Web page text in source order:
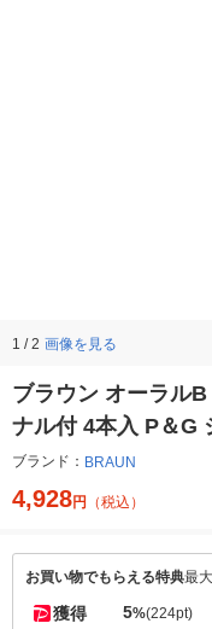
1 / 2 画像を見る
ブラウン オーラル
ナル付 4本入 P＆G
ブランド： BRAUN
4,928円 （税込）
お買い物でもらえる特典最
獲得 5%(224pt)